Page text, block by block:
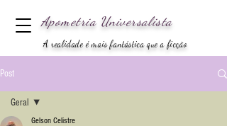
Apometria Universalista
A realidade é mais fantástica que a ficção
Post
Geral
Gelson Celistre